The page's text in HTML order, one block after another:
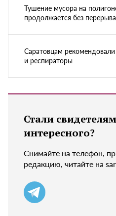
Тушение мусора на
продолжается без перерыва
Саратовцам
и респираторы
Стали
интересного?
Снимайте на телефон,
редакцию, читайте на